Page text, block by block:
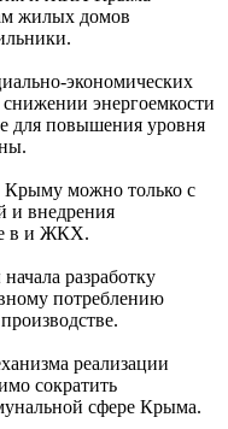
жилых домов
экономических
энергоемкости
для повышения уровня
Крыму можно только с
и внедрения
в и ЖКХ.
разработку
потреблению
реализации
сократить
сфере Крыма.